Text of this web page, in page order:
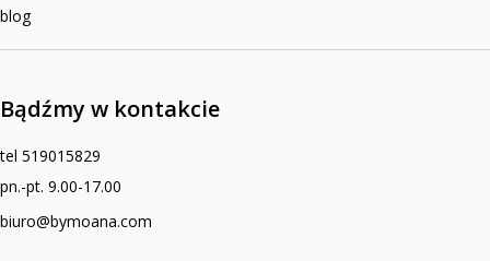
blog
Bądźmy w kontakcie
tel 519015829
pn.-pt. 9.00-17.00
biuro@bymoana.com